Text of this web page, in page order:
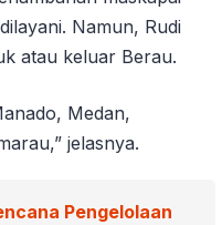
Namun, Rudi
atau keluar Berau.
Medan,
jelasnya.
Pengelolaan